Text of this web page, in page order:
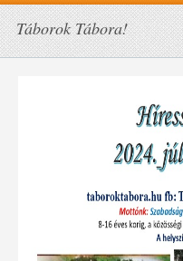
Táborok Tábora!